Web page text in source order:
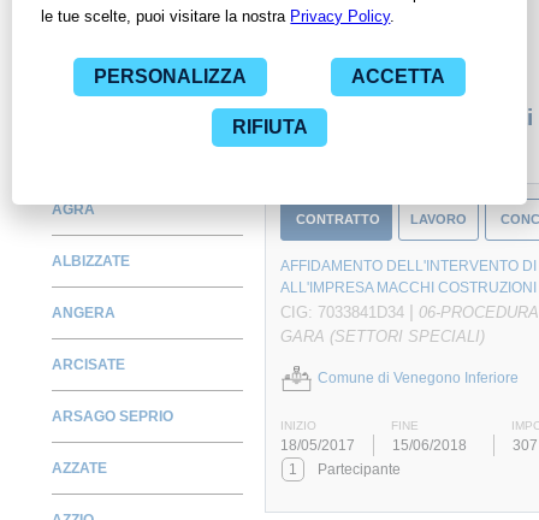
inerenti ai contratti stipulati da una specifica PA, compresi gli
Monitora alcuni
AGRA
ALBIZZATE
ANGERA
ARCISATE
ARSAGO SEPRIO
AZZATE
CONTRATTO LAVORO
AFFIDAMENTO DELL'INTERVENTO
ALL'IMPRESA MACCHI
CIG: 7033841D34 | 06-
GARA (SETTORI SPECIALI)
Comune di Venegono Inferiore
INIZIO FINE
18/05/2017 15/06/2018
1
Partecipante